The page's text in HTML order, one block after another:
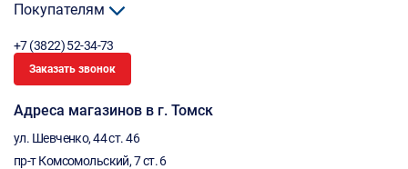
Покупателям
+7 (3822) 52-34-73
Заказать звонок
Адреса магазинов в г. Томск
ул. Шевченко, 44 ст. 46
пр-т Комсомольский, 7 ст. 6